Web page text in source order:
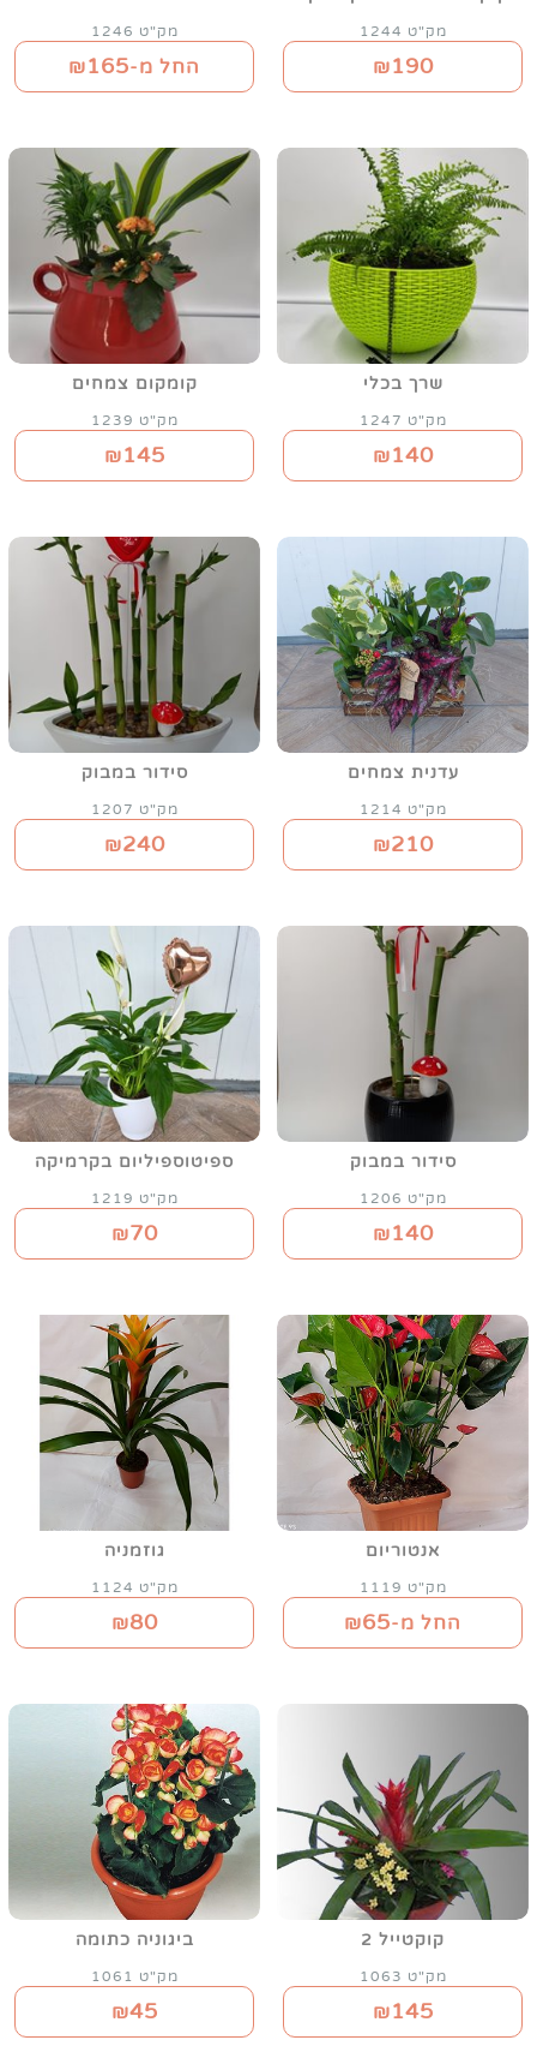
מק"ט 1244
₪190
מק"ט 1246
החל מ-₪165
שרך בכלי
מק"ט 1247
₪140
קומקום צמחים
מק"ט 1239
₪145
עדנית צמחים
מק"ט 1214
₪210
סידור במבוק
מק"ט 1207
₪240
סידור במבוק
מק"ט 1206
₪140
ספיטוספיליום בקרמיקה
מק"ט 1219
₪70
אנטוריום
מק"ט 1119
החל מ-₪65
גוזמניה
מק"ט 1124
₪80
קוקטייל 2
מק"ט 1063
₪145
ביגוניה כתומה
מק"ט 1061
₪45